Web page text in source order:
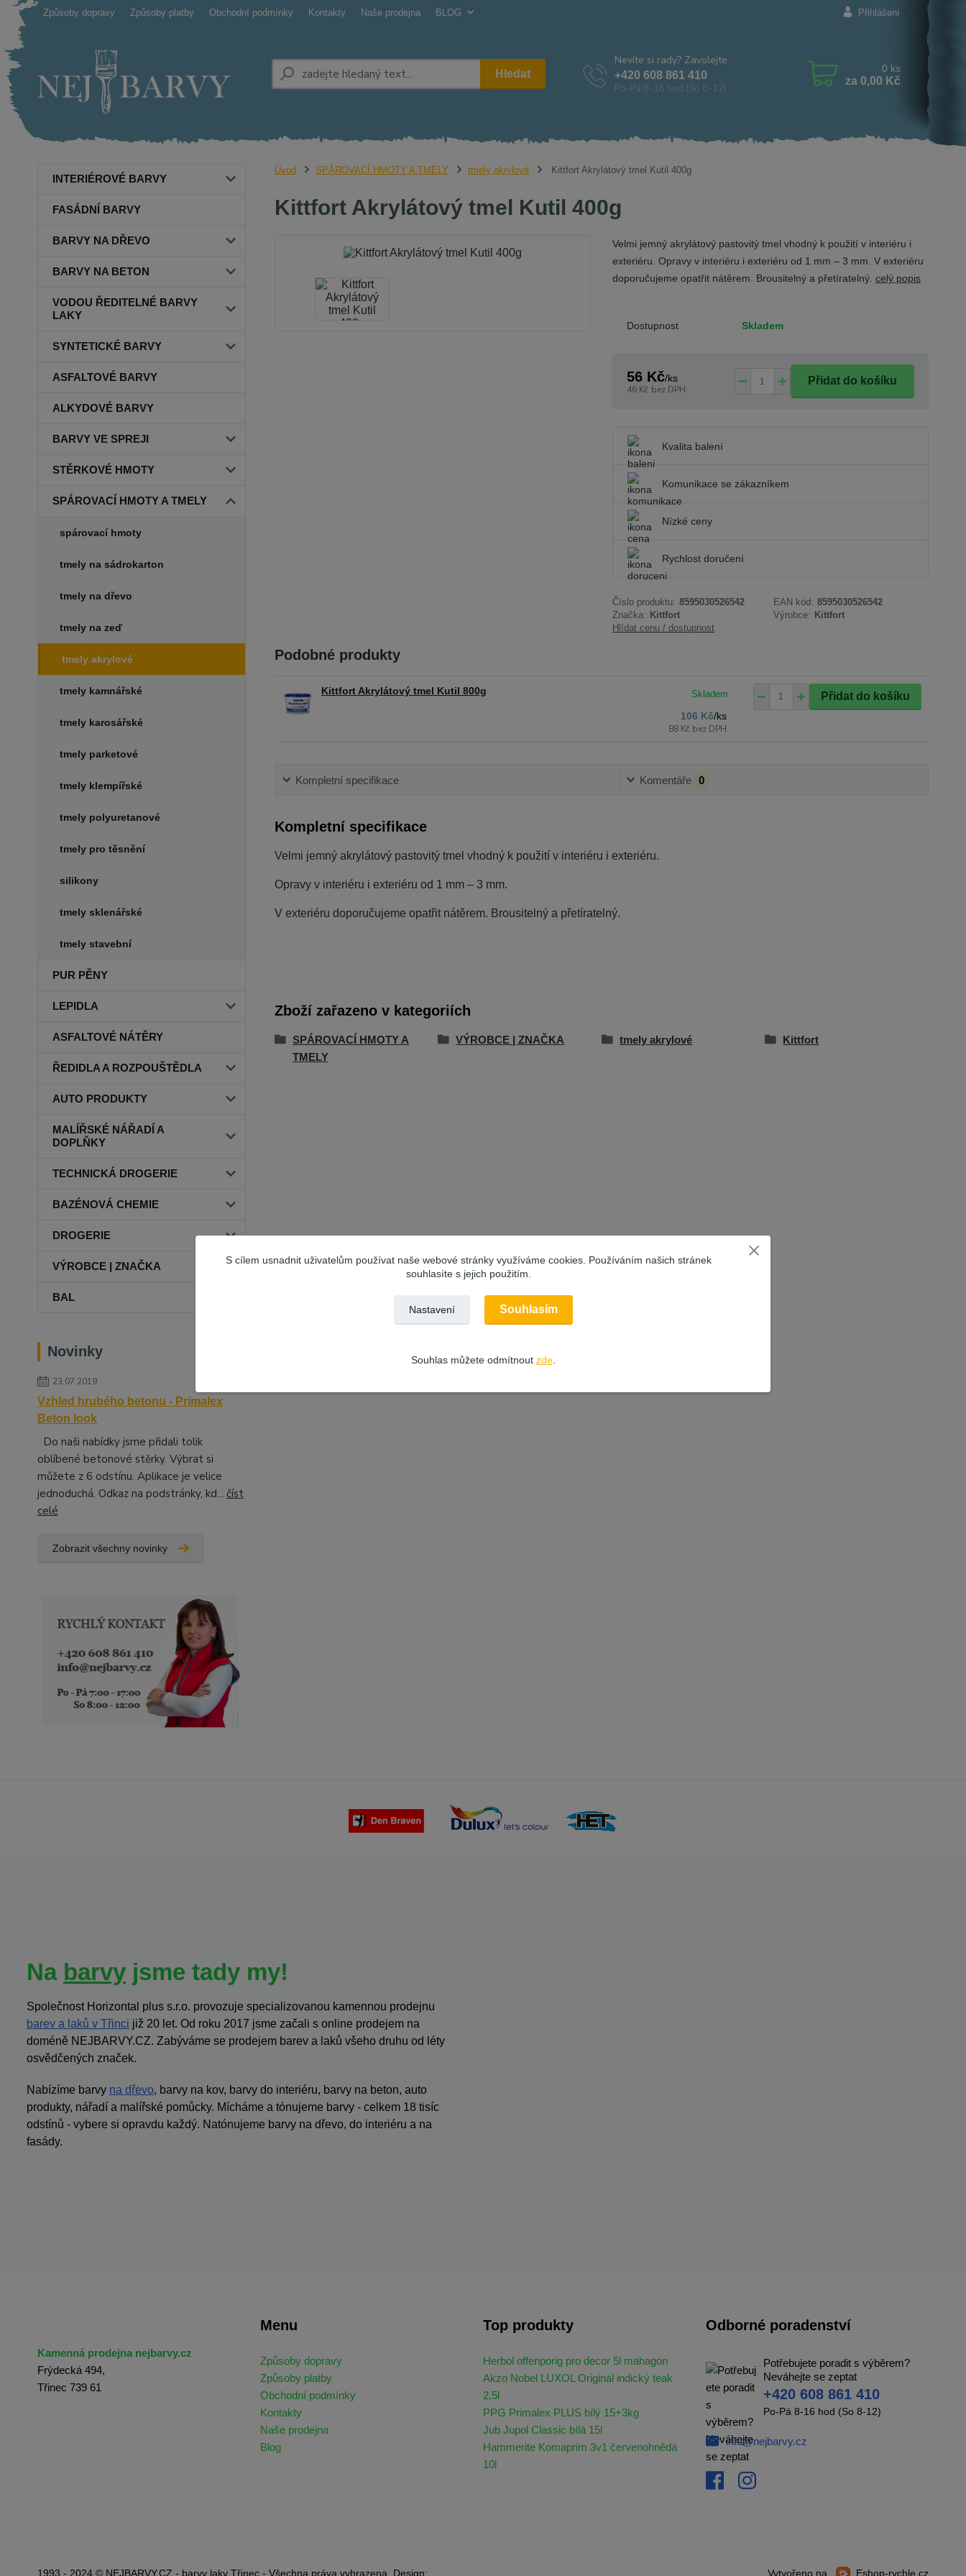
Způsoby dopravy Způsoby platby Obchodní podmínky Kontakty Naše prodejna BLOG Přihlášení
Hledat
Nevíte si rady? Zavolejte.
+420 608 861 410
Po-Pá 8-16 hod (So 8-12)
0 ks
za 0,00 Kč
INTERIÉROVÉ BARVY
FASÁDNÍ BARVY
BARVY NA DŘEVO
BARVY NA BETON
VODOU ŘEDITELNÉ BARVY
LAKY
SYNTETICKÉ BARVY
ASFALTOVÉ BARVY
ALKYDOVÉ BARVY
BARVY VE SPREJI
STĚRKOVÉ HMOTY
SPÁROVACÍ HMOTY A TMELY
spárovací hmoty
tmely na sádrokarton
tmely na dřevo
tmely na zeď
tmely akrylové
tmely kamnářské
tmely karosářské
tmely parketové
tmely klempířské
tmely polyuretanové
tmely pro těsnění
silikony
tmely sklenářské
tmely stavební
PUR PĚNY
LEPIDLA
ASFALTOVÉ NÁTĚRY
ŘEDIDLA A ROZPOUŠTĚDLA
AUTO PRODUKTY
MALÍŘSKÉ NÁŘADÍ A
DOPLŇKY
TECHNICKÁ DROGERIE
BAZÉNOVÁ CHEMIE
DROGERIE
VÝROBCE | ZNAČKA
BAL
Novinky
23.07.2019
Vzhled hrubého betonu - Primalex
Beton look
Do naši nabídky jsme přidali tolik
oblíbené betonové stěrky. Výbrat si
můžete z 6 odstínu. Aplikace je velice
jednoduchá. Odkaz na podstránky, kd... číst
celé
Zobrazit všechny novinky
Úvod SPÁROVACÍ HMOTY A TMELY tmely akrylové Kittfort Akrylátový tmel Kutil 400g
Kittfort Akrylátový tmel Kutil 400g
Velmi jemný akrylátový pastovitý tmel vhodný k použití v interiéru i
exteriéru. Opravy v interiéru i exteriéru od 1 mm – 3 mm. V exteriéru
doporučujeme opatřit nátěrem. Brousitelný a přetíratelný. celý popis
Dostupnost Skladem
56 Kč/ks
46 Kč bez DPH
Přidat do košíku
Kvalita balení
Komunikace se zákazníkem
Nízké ceny
Rychlost doručení
Číslo produktu: 8595030526542 EAN kód: 8595030526542
Značka: Kittfort Výrobce: Kittfort
Hlídat cenu / dostupnost
Podobné produkty
Kittfort Akrylátový tmel Kutil 800g
106 Kč/ks
88 Kč bez DPH
Přidat do košíku
Kompletní specifikace Komentáře 0
Kompletní specifikace
Velmi jemný akrylátový pastovitý tmel vhodný k použití v interiéru i exteriéru.
Opravy v interiéru i exteriéru od 1 mm – 3 mm.
V exteriéru doporučujeme opatřit nátěrem. Brousitelný a přetíratelný.
Zboží zařazeno v kategoriích
SPÁROVACÍ HMOTY A
TMELY
VÝROBCE | ZNAČKA tmely akrylové Kittfort
Na barvy jsme tady my!
Společnost Horizontal plus s.r.o. provozuje specializovanou kamennou prodejnu
barev a laků v Třinci již 20 let. Od roku 2017 jsme začali s online prodejem na
doméně NEJBARVY.CZ. Zabýváme se prodejem barev a laků všeho druhu od léty
osvědčených značek.
Nabízíme barvy na dřevo, barvy na kov, barvy do interiéru, barvy na beton, auto
produkty, nářadí a malířské pomůcky. Mícháme a tónujeme barvy - celkem 18 tisíc
odstínů - vybere si opravdu každý. Natónujeme barvy na dřevo, do interiéru a na
fasády.
Kamenná prodejna nejbarvy.cz
Frýdecká 494,
Třinec 739 61
Menu
Způsoby dopravy
Způsoby platby
Obchodní podmínky
Kontakty
Naše prodejna
Blog
Top produkty
Herbol offenporig pro decor 5l mahagon
Akzo Nobel LUXOL Originál indický teak
2,5l
PPG Primalex PLUS bílý 15+3kg
Jub Jupol Classic bílá 15l
Hammerite Komaprim 3v1 červenohnědá
10l
Odborné poradenství
Potřebujete poradit s výběrem?
Neváhejte se zeptat
+420 608 861 410
Po-Pá 8-16 hod (So 8-12)
info@nejbarvy.cz
1993 - 2024 © NEJBARVY.CZ - barvy laky Třinec - Všechna práva vyhrazena. Design: Vytvořeno na Eshop-rychle.cz
S cílem usnadnit uživatelům používat naše webové stránky využíváme cookies. Používáním našich stránek
souhlasíte s jejich použitím.
Nastavení Souhlasím
Souhlas můžete odmítnout zde.